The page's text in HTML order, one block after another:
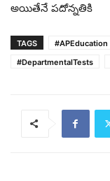
అయితేనే పదోన్నతికి
TAGS #APEducation
#DepartmentalTests